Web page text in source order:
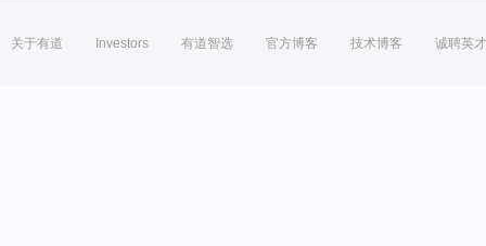
关于有道 Investors 有道智选 官方博客 技术博客 诚聘英才